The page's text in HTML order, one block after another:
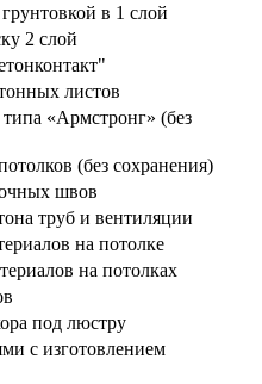
в 1 слой
2 слой
листов
«Армстронг» (без
(без сохранения)
швов
труб и вентиляции
на потолке
на потолках
под люстру
с изготовлением